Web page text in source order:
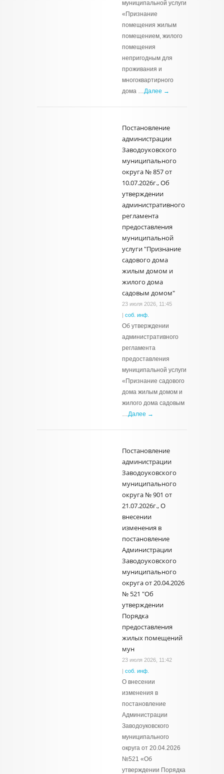
муниципальной услуги
«Признание
помещения жилым
помещением, жилого
помещения
непригодным для
проживания и
многоквартирного
дома …Далее →
Постановление
администрации
Заводоуковского
муниципального
округа № 857 от
10.07.2026г., Об
утверждении
административного
регламента
предоставления
муниципальной
услуги "Признание
садового дома
жилым домом и
жилого дома
садовым домом"
23 июля 2026, 11:45
| соб. инф.
Об утверждении
административного
регламента
предоставления
муниципальной услуги
«Признание садового
дома жилым домом и
жилого дома садовым
…Далее →
Постановление
администрации
Заводоуковского
муниципального
округа № 901 от
21.07.2026г., О
внесении
изменения в
постановление
Администрации
Заводоуковского
муниципального
округа от 20.04.2026
№ 521 "Об
утверждении
Порядка
предоставления
жилых помещений
мун
23 июля 2026, 11:42
| соб. инф.
О внесении
изменения в
постановление
Администрации
Заводоуковского
муниципального
округа от 20.04.2026
№521 «Об
утверждении Порядка